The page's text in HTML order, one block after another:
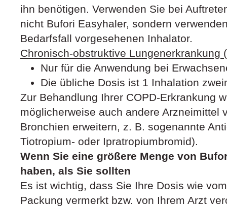
ihn benötigen. Verwenden Sie bei
nicht Bufori Easyhaler, sondern
Bedarfsfall vorgesehenen Inhalator.
Chronisch-obstruktive Lungenerkrankung
Nur für die Anwendung bei
Die übliche Dosis ist 1 Inhalation
Zur Behandlung Ihrer COPD-Erkrankung
möglicherweise auch andere Arzneimittel
Bronchien erweitern, z. B. sogenannte
Tiotropium- oder Ipratropiumbromid).
Wenn Sie eine größere Menge von
haben, als Sie sollten
Es ist wichtig, dass Sie Ihre Dosis wie
Packung vermerkt bzw. von Ihrem Arzt